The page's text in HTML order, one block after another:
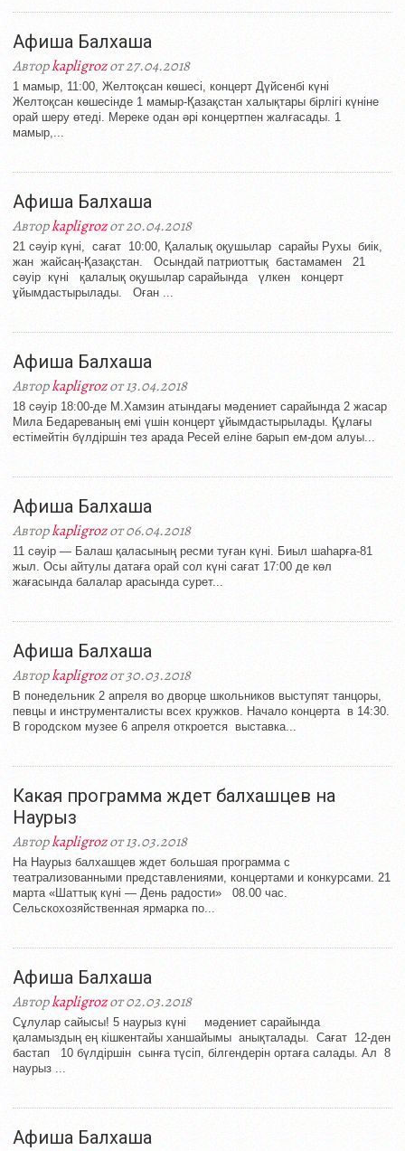
Афиша Балхаша
Авторkapligrozот 27.04.2018
1 мамыр, 11:00, Желтоқсан көшесі, концерт Дүйсенбі күні
Желтоқсан көшесінде 1 мамыр-Қазақстан халықтары бірлігі күніне
орай шеру өтеді. Мереке одан әрі концертпен жалғасады. 1
мамыр,...
Афиша Балхаша
Авторkapligrozот 20.04.2018
21 сәуір күні, сағат 10:00, Қалалық оқушылар сарайы Рухы биік,
жан жайсаң-Қазақстан. Осындай патриоттық бастамамен 21
сәуір күні қалалық оқушылар сарайында үлкен концерт
ұйымдастырылады. Оған ...
Афиша Балхаша
Авторkapligrozот 13.04.2018
18 сәуір 18:00-де М.Хамзин атындағы мәдениет сарайында 2 жасар
Мила Бедареваның емі үшін концерт ұйымдастырылады. Құлағы
естімейтін бүлдіршін тез арада Ресей еліне барып ем-дом алуы...
Афиша Балхаша
Авторkapligrozот 06.04.2018
11 сәуір — Балаш қаласының ресми туған күні. Биыл шаһарға-81
жыл. Осы айтулы датаға орай сол күні сағат 17:00 де көл
жағасында балалар арасында сурет...
Афиша Балхаша
Авторkapligrozот 30.03.2018
В понедельник 2 апреля во дворце школьников выступят танцоры,
певцы и инструменталисты всех кружков. Начало концерта в 14:30.
В городском музее 6 апреля откроется выставка...
Какая программа ждет балхашцев на
Наурыз
Авторkapligrozот 13.03.2018
На Наурыз балхашцев ждет большая программа с
театрализованными представлениями, концертами и конкурсами. 21
марта «Шаттық күні — День радости» 08.00 час.
Сельскохозяйственная ярмарка по...
Афиша Балхаша
Авторkapligrozот 02.03.2018
Сұлулар сайысы! 5 наурыз күні мәдениет сарайында
қаламыздың ең кішкентайы ханшайымы анықталады. Сағат 12-ден
бастап 10 бүлдіршін сынға түсіп, білгендерін ортаға салады. Ал 8
наурыз ...
Афиша Балхаша